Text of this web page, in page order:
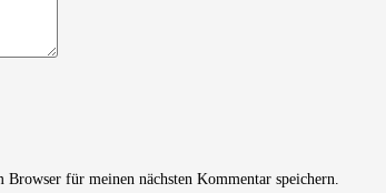
für meinen nächsten Kommentar speichern.